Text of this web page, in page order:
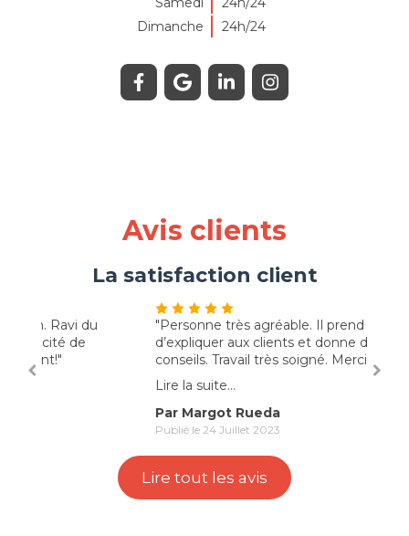
Dimanche
24h/24
Avis clients
La satisfaction client
"Personne très agréable. Il prend le temps
d’expliquer aux clients et donne d’excellent
conseils. Travail très soigné. Merci pour tous"
Par Margot Rueda
Publié le 24 Juillet 2023
Lire
Lire tout les avis